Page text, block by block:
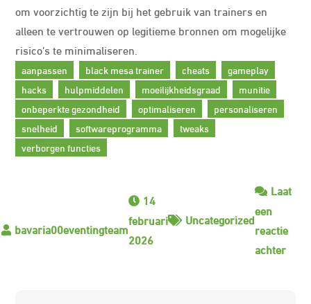
om voorzichtig te zijn bij het gebruik van trainers en
alleen te vertrouwen op legitieme bronnen om mogelijke
risico’s te minimaliseren.
aanpassen black mesa trainer cheats
gameplay
hacks
hulpmiddelen moeilijkheidsgraad
munitie
onbeperkte gezondheid
optimaliseren
personaliseren
snelheid
softwareprogramma
tweaks
verborgen functies
14
februari
2026
Uncategorized
Laat
een
reactie
achterop